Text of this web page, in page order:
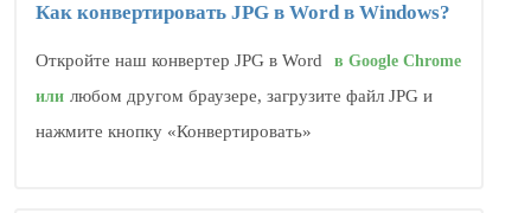
Как конвертировать JPG в Word в Windows?
Откройте наш конвертер JPG в Word
в Google Chrome
или любом другом браузере, загрузите файл JPG и
нажмите кнопку «Конвертировать»